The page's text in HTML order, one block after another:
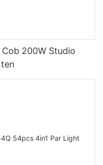
200W Studio